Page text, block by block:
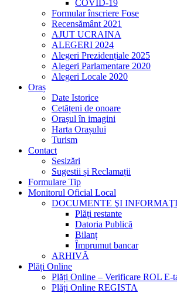
COVID-19
Formular înscriere Fose
Recensământ 2021
AJUT UCRAINA
ALEGERI 2024
Alegeri Prezidențiale 2025
Alegeri Parlamentare 2020
Alegeri Locale 2020
Oraș
Date Istorice
Cetățeni de onoare
Orașul în imagini
Harta Orașului
Turism
Contact
Sesizări
Sugestii și Reclamații
Formulare Tip
Monitorul Oficial Local
DOCUMENTE ŞI
Plăți restante
Datoria Publică
Bilanț
Împrumut bancar
ARHIVĂ
Plăți Online
Plăți Online – Verificare ROL E-
Plăți Online REGISTA